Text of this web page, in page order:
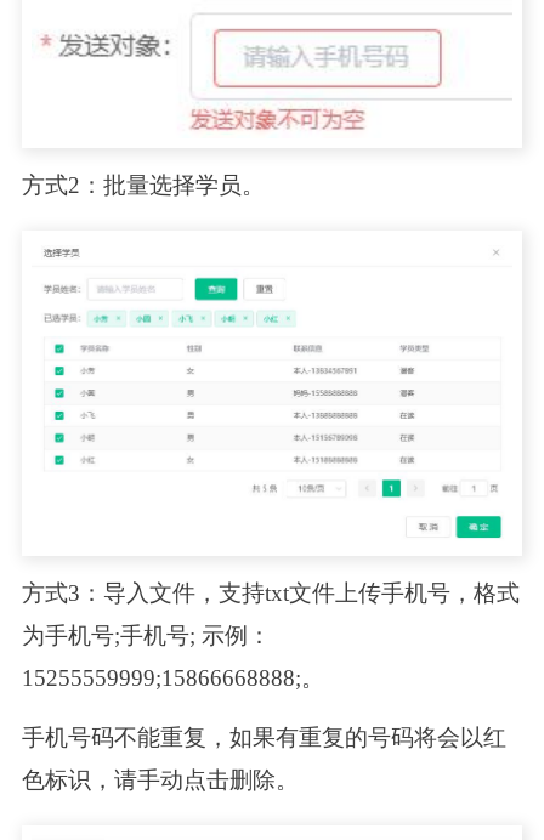
方式2：批量选择学员。
方式3：导入文件，支持txt文件上传手机号，格式
为手机号;手机号; 示例：
15255559999;15866668888;。
手机号码不能重复，如果有重复的号码将会以红
色标识，请手动点击删除。